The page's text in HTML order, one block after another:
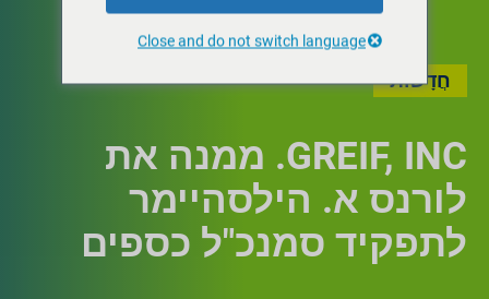
חֲדָשׁוֹת
GREIF, INC. ממנה את
לורנס א. הילסהיימר
לתפקיד סמנכ"ל כספים
Close and do not switch language